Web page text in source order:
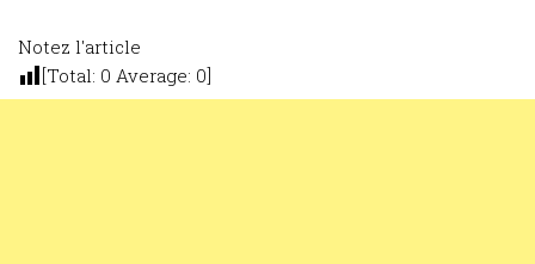
Notez l'article
[Total: 0 Average: 0]